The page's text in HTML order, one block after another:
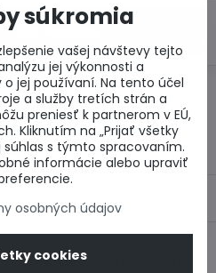
Do košíka
Nasledujúci produkt
súkromia
vašej návštevy tejto
jej výkonnosti a
jej používaní. Na tento účel
a služby tretích strán a
preniesť k partnerom v EÚ,
Kliknutím na „Prijať všetky
súhlas s týmto spracovaním.
informácie alebo upraviť
osobných údajov
cookies